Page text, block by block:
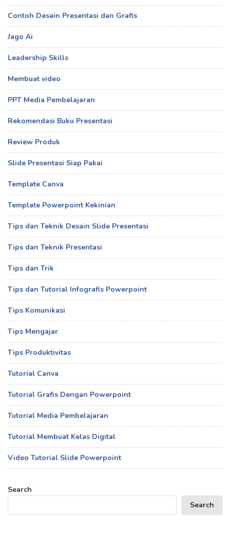
Contoh Desain Presentasi dan Grafis
Jago Ai
Leadership Skills
Membuat video
PPT Media Pembelajaran
Rekomendasi Buku Presentasi
Review Produk
Slide Presentasi Siap Pakai
Template Canva
Template Powerpoint Kekinian
Tips dan Teknik Desain Slide Presentasi
Tips dan Teknik Presentasi
Tips dan Trik
Tips dan Tutorial Infografis Powerpoint
Tips Komunikasi
Tips Mengajar
Tips Produktivitas
Tutorial Canva
Tutorial Grafis Dengan Powerpoint
Tutorial Media Pembelajaran
Tutorial Membuat Kelas Digital
Video Tutorial Slide Powerpoint
Search
Search